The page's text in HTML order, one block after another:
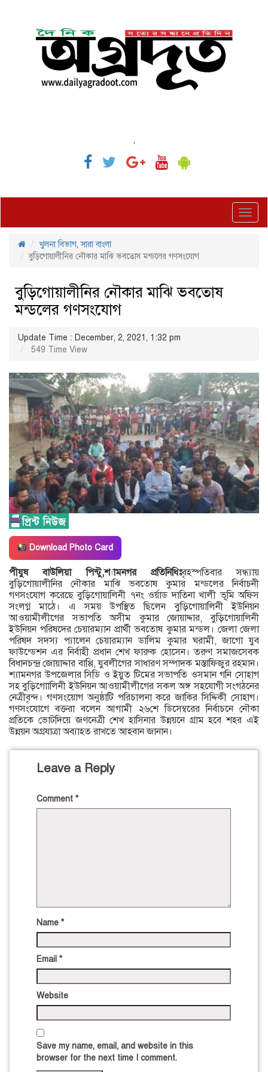
,
খুলনা বিভাগ,সারা বাংলা
বুড়িগোয়ালীনির নৌকার মাঝি ভবতোষ মন্ডলের গণসংযোগ
বুড়িগোয়ালীনির নৌকার মাঝি ভবতোষ
মন্ডলের গণসংযোগ
Update Time : December, 2, 2021, 1:32 pm
549 Time View
Download Photo Card
পীযুষ বাউলিয়া পিন্টু,শ্যামনগর প্রতিনিধিঃবৃহস্পতিবার সন্ধ্যায়
বুড়িগোয়ালীনির নৌকার মাঝি ভবতোষ কুমার মন্ডলের নির্বাচনী
গণসংযোগ করেছে বুড়িগোয়ালিনী ৭নং ওর্য়াড দাতিনা খালী ভূমি অফিস
সংলগ্ন মাঠে। এ সময় উপস্থিত ছিলেন বুড়িগোয়ালিনী ইউনিয়ন
আওয়ামীলীগের সভাপতি অসীম কুমার জোয়াদ্দার, বুড়িগোয়ালিনী
ইউনিয়ন পরিষদের চেয়ারম্যান প্রার্থী ভবতোষ কুমার মন্ডল। জেলা জেলা
পরিষদ সদস্য প্যালেন চেয়ারম্যান ডালিম কুমার ঘরামী, জাগো যুব
ফাউন্ডেশন এর নির্বাহী প্রধান শেখ ফারুক হোসেন। তরুণ সমাজসেবক
বিধানচন্দ্র জোয়াদ্দার বাপ্পি, যুবলীগের সাধারণ সম্পাদক মস্তাফিজুর রহমান।
শ্যামনগর উপজেলার সিডি ও ইয়ুত টিমের সভাপতি ওসমান গনি সোহাগ
সহ বুড়িগোালিনী ইউনিয়ন আওয়ামীলীগের সকল অঙ্গ সহযোগী সংগঠনের
নেত্রীবৃন্দ। গণসংয়োগ অনুষ্ঠাটি পরিচালনা করে জাকির সিদ্দিকী সোহাগ।
গণসংযোগে বক্তরা বলেন আগামী ২৬শে ডিসেম্বরের নির্বাচনে নৌকা
প্রতিকে ভোটদিয়ে জণনেত্রী শেখ হাসিনার উন্নয়নে গ্রাম হবে শহর এই
উন্নয়ন অগ্রযাত্রা অব্যাহত রাখতে আহবান জানান।
Leave a Reply
Comment *
Name *
Email *
Website
Save my name, email, and website in this
browser for the next time I comment.